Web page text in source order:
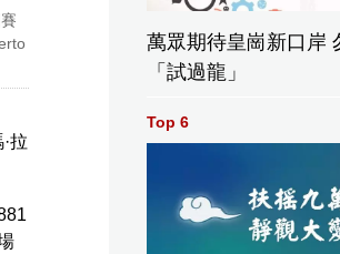
拉
萬眾期待皇崗新口岸
「試過龍」
Top 6